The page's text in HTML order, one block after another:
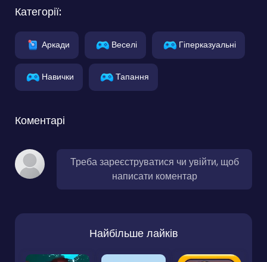
Категорії:
Аркади Веселі Гіперказуальні
Навички Тапання
Коментарі
Треба зареєструватися чи увійти, щоб
написати коментар
Найбільше лайків